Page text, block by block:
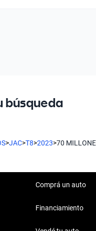
búsqueda
>JAC>T8>2023>70
Comprá un auto
Financiamiento